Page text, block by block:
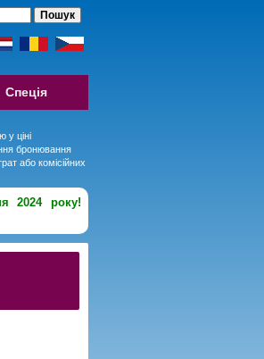
Спеція
у ціні
бронювання
або комісійних
2024 року!